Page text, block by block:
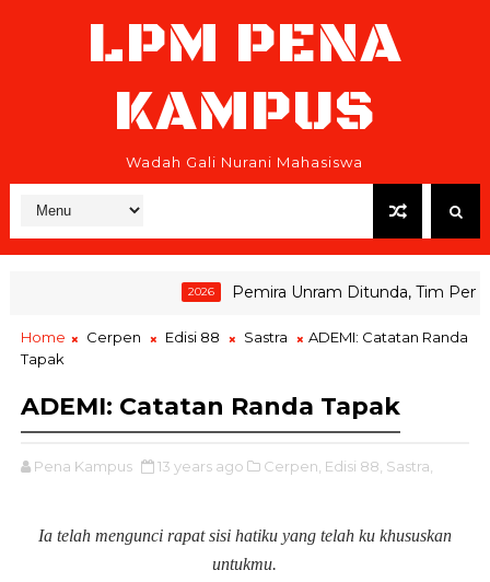
LPM PENA
KAMPUS
Wadah Gali Nurani Mahasiswa
Pemira Unram Ditunda, Tim
Home Cerpen Edisi 88 Sastra
ADEMI: Catatan Randa
Tapak
ADEMI: Catatan Randa Tapak
Pena Kampus 13 years ago Cerpen, Edisi 88, Sastra,
Ia telah mengunci rapat sisi hatiku yang telah ku khususkan
untukmu.